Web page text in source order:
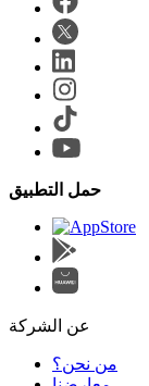
حمل التطبيق
عن الشركة
من نحن؟